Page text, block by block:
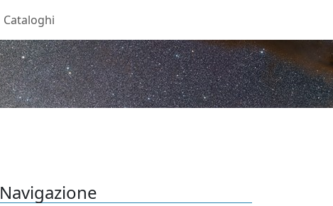
Cataloghi
Navigazione